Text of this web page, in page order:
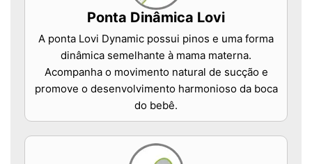
Ponta Dinâmica Lovi
A ponta Lovi Dynamic possui pinos e uma forma
dinâmica semelhante à mama materna.
Acompanha o movimento natural de sucção e
promove o desenvolvimento harmonioso da boca
do bebê.